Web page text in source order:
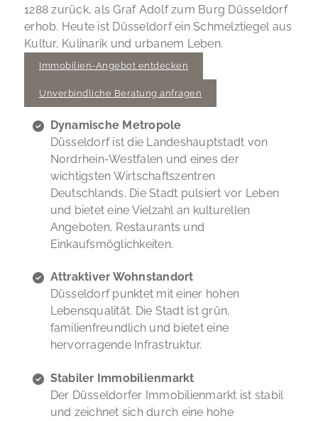
1288 zurück, als Graf Adolf zum Burg Düsseldorf
erhob. Heute ist Düsseldorf ein Schmelztiegel aus
Kultur, Kulinarik und urbanem Leben.
Immobilien-Angebot entdecken
Unverbindliche Beratung anfragen
Dynamische Metropole
Düsseldorf ist die Landeshauptstadt von
Nordrhein-Westfalen und eines der
wichtigsten Wirtschaftszentren
Deutschlands. Die Stadt pulsiert vor Leben
und bietet eine Vielzahl an kulturellen
Angeboten, Restaurants und
Einkaufsmöglichkeiten.
Attraktiver Wohnstandort
Düsseldorf punktet mit einer hohen
Lebensqualität. Die Stadt ist grün,
familienfreundlich und bietet eine
hervorragende Infrastruktur.
Stabiler Immobilienmarkt
Der Düsseldorfer Immobilienmarkt ist stabil
und zeichnet sich durch eine hohe